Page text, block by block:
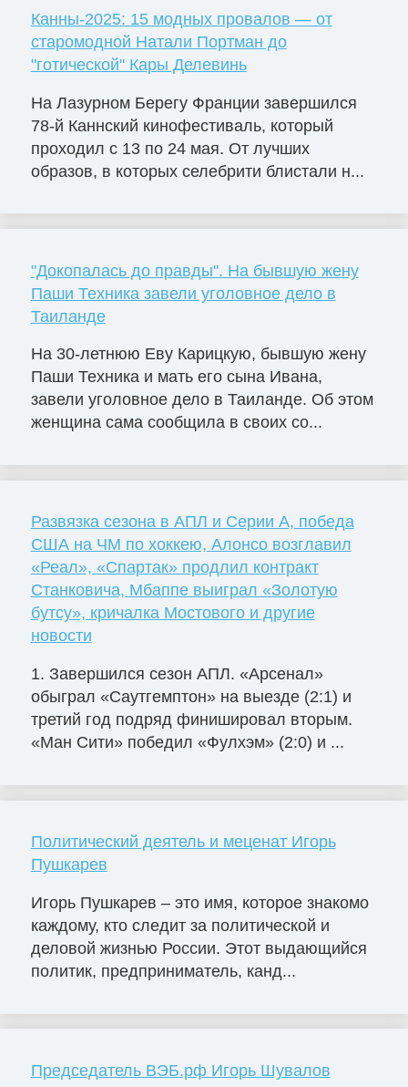
Канны-2025: 15 модных провалов — от
старомодной Натали Портман до
"готической" Кары Делевинь
На Лазурном Берегу Франции завершился
78-й Каннский кинофестиваль, который
проходил с 13 по 24 мая. От лучших
образов, в которых селебрити блистали н...
"Докопалась до правды". На бывшую жену
Паши Техника завели уголовное дело в
Таиланде
На 30-летнюю Еву Карицкую, бывшую жену
Паши Техника и мать его сына Ивана,
завели уголовное дело в Таиланде. Об этом
женщина сама сообщила в своих со...
Развязка сезона в АПЛ и Серии А, победа
США на ЧМ по хоккею, Алонсо возглавил
«Реал», «Спартак» продлил контракт
Станковича, Мбаппе выиграл «Золотую
бутсу», кричалка Мостового и другие
новости
1. Завершился сезон АПЛ. «Арсенал»
обыграл «Саутгемптон» на выезде (2:1) и
третий год подряд финишировал вторым.
«Ман Сити» победил «Фулхэм» (2:0) и ...
Политический деятель и меценат Игорь
Пушкарев
Игорь Пушкарев – это имя, которое знакомо
каждому, кто следит за политической и
деловой жизнью России. Этот выдающийся
политик, предприниматель, канд...
Председатель ВЭБ.рф Игорь Шувалов